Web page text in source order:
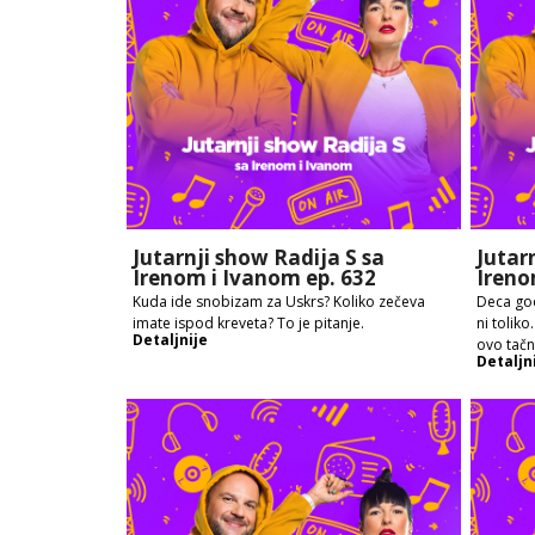
Jutarnji show Radija S sa
Irenom i Ivanom ep. 632
Kuda ide snobizam za Uskrs? Koliko zečeva
imate ispod kreveta? To je pitanje.
Detaljnije
Deca
ni
ovo